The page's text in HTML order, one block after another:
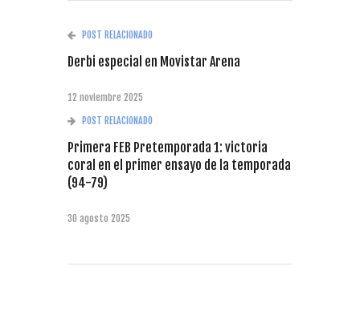
POST RELACIONADO
Derbi especial en Movistar Arena
12 noviembre 2025
POST RELACIONADO
Primera FEB Pretemporada 1: victoria
coral en el primer ensayo de la temporada
(94-79)
30 agosto 2025